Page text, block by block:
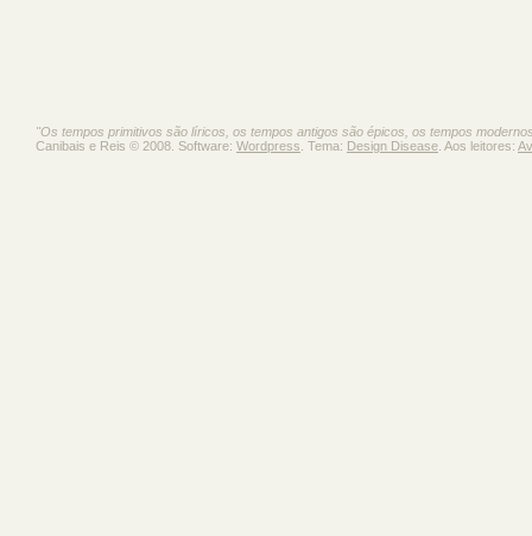
"Os tempos primitivos são líricos, os tempos antigos são épicos, os tempos
Canibais e Reis © 2008. Software: Wordpress . Tema: Design Disease . Aos leitores: